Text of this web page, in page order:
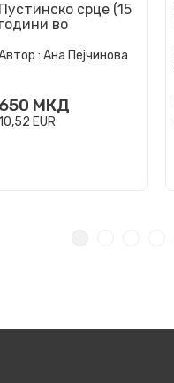
Пустинско срце (15
години во
: Ана Пејчинова
650 МКД
EUR